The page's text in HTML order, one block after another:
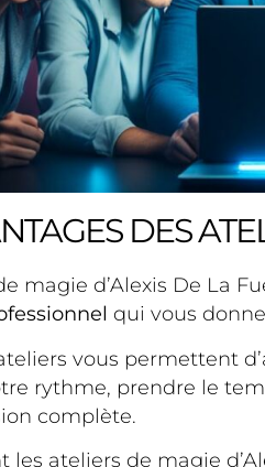
DES
magie d’Alexis De La
qui vous
vous permettent
rythme, prendre le
complète.
les ateliers de magie